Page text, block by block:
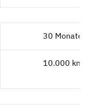
30 Monate
10.000 km